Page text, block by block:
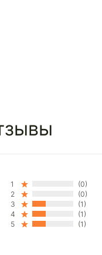
1
(0)
2
(0)
3
(1)
4
(1)
5
(1)